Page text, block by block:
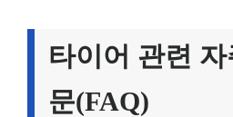
타이어 관련 자
문(FAQ)